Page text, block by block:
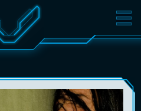
PILETID
V-KLUBI